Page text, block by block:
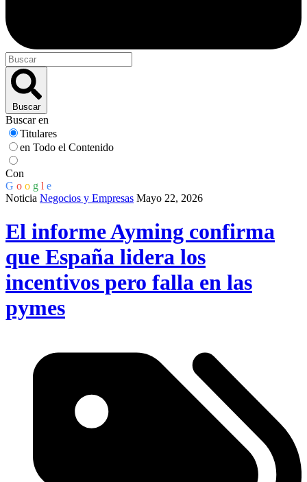
Buscar
Buscar en
Titulares
en Todo el Contenido
Con
G o o g l e
Noticia Negocios y Empresas Mayo 22, 2026
El informe Ayming confirma
que España lidera los
incentivos pero falla en las
pymes